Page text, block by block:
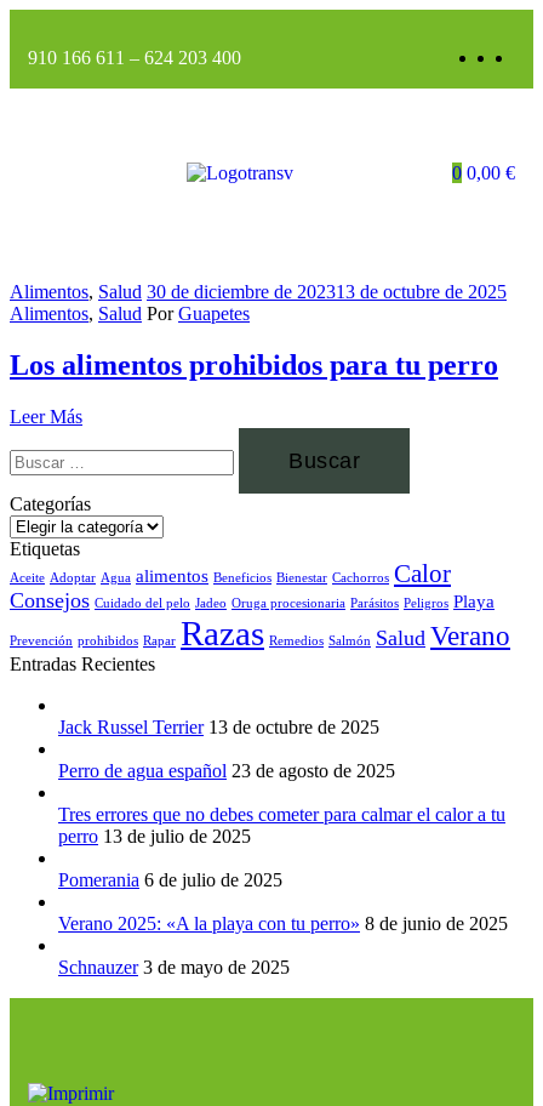
910 166 611 – 624 203 400
0 0,00 €
Alimentos, Salud 30 de diciembre de 202313 de octubre de 2025
Alimentos, Salud PorGuapetes
Los alimentos prohibidos para tu perro
Leer Más
Categorías
Etiquetas
Aceite Adoptar Agua alimentos Beneficios Bienestar Cachorros Calor
Consejos Cuidado del pelo Jadeo Oruga procesionaria Parásitos Peligros Playa
Prevención prohibidos Rapar Razas Remedios Salmón Salud Verano
Entradas Recientes
Jack Russel Terrier 13 de octubre de 2025
Perro de agua español 23 de agosto de 2025
Tres errores que no debes cometer para calmar el calor a tu
perro 13 de julio de 2025
Pomerania 6 de julio de 2025
Verano 2025: «A la playa con tu perro» 8 de junio de 2025
Schnauzer 3 de mayo de 2025